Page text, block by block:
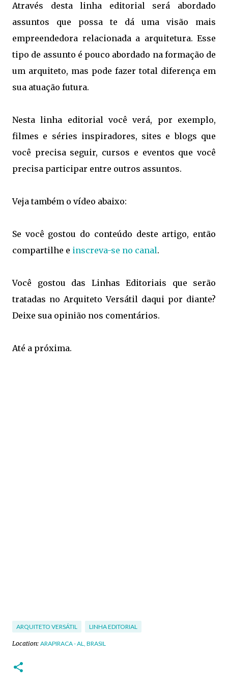
Através desta linha editorial será abordado
assuntos que possa te dá uma visão mais
empreendedora relacionada a arquitetura. Esse
tipo de assunto é pouco abordado na formação de
um arquiteto, mas pode fazer total diferença em
sua atuação futura.
Nesta linha editorial você verá, por exemplo,
filmes e séries inspiradores, sites e blogs que
você precisa seguir, cursos e eventos que você
precisa participar entre outros assuntos.
Veja também o vídeo abaixo:
Se você gostou do conteúdo deste artigo, então
compartilhe e inscreva-se no canal.
Você gostou das Linhas Editoriais que serão
tratadas no Arquiteto Versátil daqui por diante?
Deixe sua opinião nos comentários.
Até a próxima.
ARQUITETO VERSÁTIL LINHA EDITORIAL
Location: ARAPIRACA - AL, BRASIL